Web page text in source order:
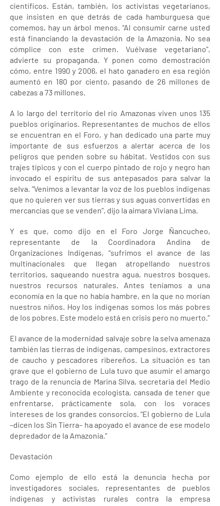
científicos. Están, también, los activistas vegetarianos,
que insisten en que detrás de cada hamburguesa que
comemos, hay un árbol menos. “Al consumir carne usted
está financiando la devastación de la Amazonia. No sea
cómplice con este crimen. Vuélvase vegetariano”,
advierte su propaganda. Y ponen como demostración
cómo, entre 1990 y 2006, el hato ganadero en esa región
aumentó en 180 por ciento, pasando de 26 millones de
cabezas a 73 millones.
A lo largo del territorio del río Amazonas viven unos 135
pueblos originarios. Representantes de muchos de ellos
se encuentran en el Foro, y han dedicado una parte muy
importante de sus esfuerzos a alertar acerca de los
peligros que penden sobre su hábitat. Vestidos con sus
trajes típicos y con el cuerpo pintado de rojo y negro han
invocado el espíritu de sus antepasados para salvar la
selva. “Venimos a levantar la voz de los pueblos indígenas
que no quieren ver sus tierras y sus aguas convertidas en
mercancías que se venden”, dijo la aimara Viviana Lima.
Y es que, como dijo en el Foro Jorge Ñancucheo,
representante de la Coordinadora Andina de
Organizaciones Indígenas, “sufrimos el avance de las
multinacionales que llegan atropellando nuestros
territorios, saqueando nuestra agua, nuestros bosques,
nuestros recursos naturales. Antes teníamos a una
economía en la que no había hambre, en la que no morían
nuestros niños. Hoy los indígenas somos los más pobres
de los pobres. Este modelo está en crisis pero no muerto.”
El avance de la modernidad salvaje sobre la selva amenaza
también las tierras de indígenas, campesinos, extractores
de caucho y pescadores ribereños. La situación es tan
grave que el gobierno de Lula tuvo que asumir el amargo
trago de la renuncia de Marina Silva, secretaria del Medio
Ambiente y reconocida ecologista, cansada de tener que
enfrentarse, prácticamente sola, con los voraces
intereses de los grandes consorcios. “El gobierno de Lula
–dicen los Sin Tierra– ha apoyado el avance de ese modelo
depredador de la Amazonia.”
Devastación
Como ejemplo de ello está la denuncia hecha por
investigadores sociales, representantes de pueblos
indígenas y activistas rurales contra la empresa